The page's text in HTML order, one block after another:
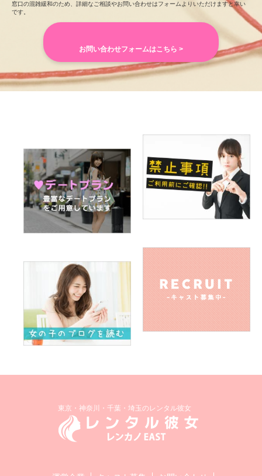
窓口の混雑緩和のため、詳細なご相談やお問い合わせはフォームよりいただけますと幸い
です。
お問い合わせフォームはこちら >
東京・神奈川・千葉・埼玉のレンタル彼女